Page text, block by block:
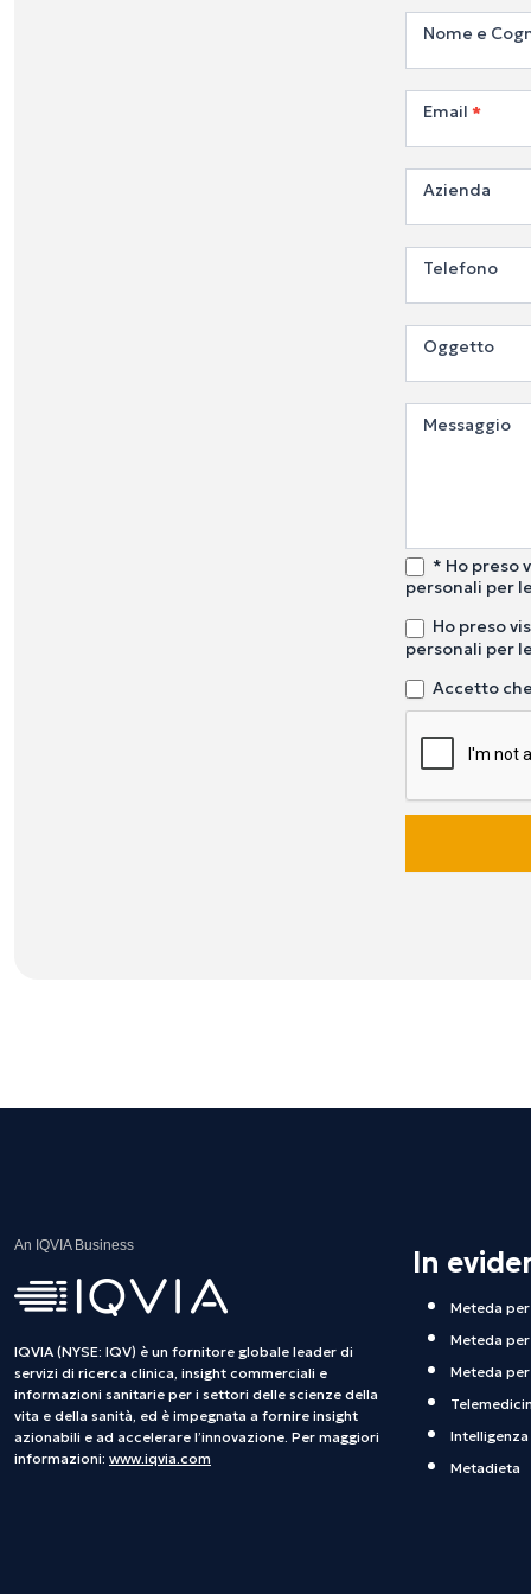
Nome e
Email *
Azienda
Telefono
Oggetto
Messaggio
* Ho preso
personali per
Ho preso
personali per
Accetto
An IQVIA Business
IQVIA (NYSE: IQV) è un fornitore globale leader di
servizi di ricerca clinica, insight commerciali e
informazioni sanitarie per i settori delle scienze della
vita e della sanità, ed è impegnata a fornire insight
azionabili e ad accelerare l’innovazione. Per maggiori
informazioni: www.iqvia.com
In
Meteda
Meteda
Meteda
Metadieta